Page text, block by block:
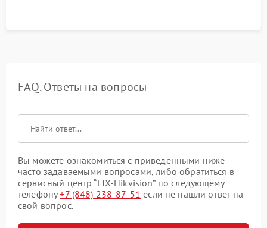
FAQ. Ответы на вопросы
Вы можете ознакомиться с приведенными ниже
часто задаваемыми вопросами, либо обратиться в
сервисный центр “FIX-Hikvision” по следующему
телефону+7 (848) 238-87-51 если не нашли ответ на
свой вопрос.